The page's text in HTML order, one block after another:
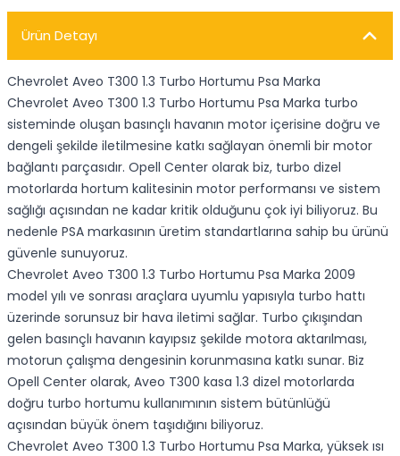
Ürün Detayı
Chevrolet Aveo T300 1.3 Turbo Hortumu Psa Marka
Chevrolet Aveo T300 1.3 Turbo Hortumu Psa Marka turbo
sisteminde oluşan basınçlı havanın motor içerisine doğru ve
dengeli şekilde iletilmesine katkı sağlayan önemli bir motor
bağlantı parçasıdır. Opell Center olarak biz, turbo dizel
motorlarda hortum kalitesinin motor performansı ve sistem
sağlığı açısından ne kadar kritik olduğunu çok iyi biliyoruz. Bu
nedenle PSA markasının üretim standartlarına sahip bu ürünü
güvenle sunuyoruz.
Chevrolet Aveo T300 1.3 Turbo Hortumu Psa Marka 2009
model yılı ve sonrası araçlara uyumlu yapısıyla turbo hattı
üzerinde sorunsuz bir hava iletimi sağlar. Turbo çıkışından
gelen basınçlı havanın kayıpsız şekilde motora aktarılması,
motorun çalışma dengesinin korunmasına katkı sunar. Biz
Opell Center olarak, Aveo T300 kasa 1.3 dizel motorlarda
doğru turbo hortumu kullanımının sistem bütünlüğü
açısından büyük önem taşıdığını biliyoruz.
Chevrolet Aveo T300 1.3 Turbo Hortumu Psa Marka, yüksek ısı